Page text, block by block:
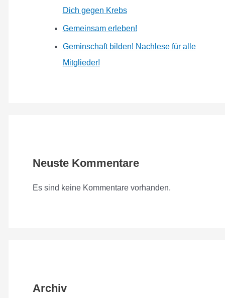
Dich gegen Krebs
Gemeinsam erleben!
Geminschaft bilden! Nachlese für alle
Mitglieder!
Neuste Kommentare
Es sind keine Kommentare vorhanden.
Archiv